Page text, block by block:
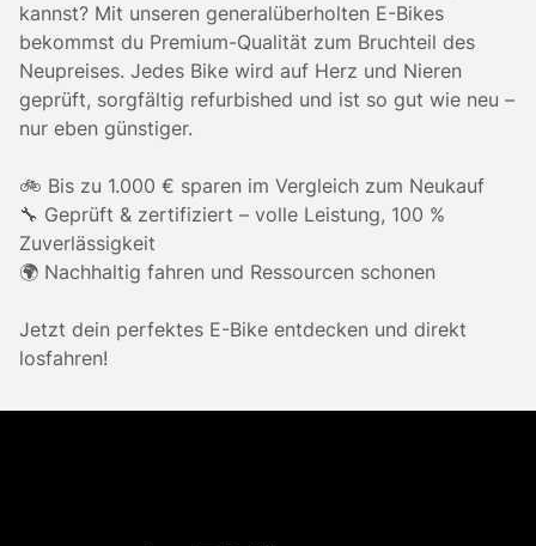
kannst? Mit unseren generalüberholten E-Bikes
bekommst du Premium-Qualität zum Bruchteil des
Neupreises. Jedes Bike wird auf Herz und Nieren
geprüft, sorgfältig refurbished und ist so gut wie neu –
nur eben günstiger.
🚲 Bis zu 1.000 € sparen im Vergleich zum Neukauf
🔧 Geprüft & zertifiziert – volle Leistung, 100 %
Zuverlässigkeit
🌍 Nachhaltig fahren und Ressourcen schonen
Jetzt dein perfektes E-Bike entdecken und direkt
losfahren!